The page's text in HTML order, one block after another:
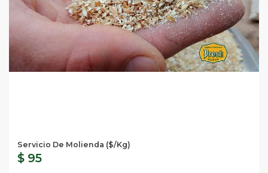
Servicio De Molienda ($/Kg)
$ 95